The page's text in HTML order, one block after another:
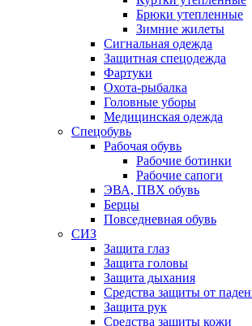
Брюки утепленные
Зимние жилеты
Сигнальная одежда
Защитная спецодежда
Фартуки
Охота-рыбалка
Головные уборы
Медицинская одежда
Спецобувь
Рабочая обувь
Рабочие ботинки
Рабочие сапоги
ЭВА, ПВХ обувь
Берцы
Повседневная обувь
СИЗ
Защита глаз
Защита головы
Защита дыхания
Средства защиты от
Защита рук
Средства защиты кожи